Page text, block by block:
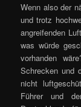
Wenn also der
und trotz
angreifenden
was würde
vorhanden
Schrecken und
nicht
Führer und